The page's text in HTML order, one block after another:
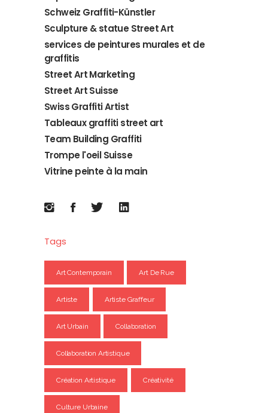
Schweiz Graffiti-Künstler
Sculpture & statue Street Art
services de peintures murales et de
graffitis
Street Art Marketing
Street Art Suisse
Swiss Graffiti Artist
Tableaux graffiti street art
Team Building Graffiti
Trompe l'oeil Suisse
Vitrine peinte à la main
Tags
Art Contemporain Art De Rue
Artiste Artiste Graffeur
Art Urbain Collaboration
Collaboration Artistique
Création Artistique Créativité
Culture Urbaine